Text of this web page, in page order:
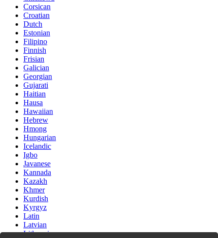
Corsican
Croatian
Dutch
Estonian
Filipino
Finnish
Frisian
Galician
Georgian
Gujarati
Haitian
Hausa
Hawaiian
Hebrew
Hmong
Hungarian
Icelandic
Igbo
Javanese
Kannada
Kazakh
Khmer
Kurdish
Kyrgyz
Latin
Latvian
Lithuanian